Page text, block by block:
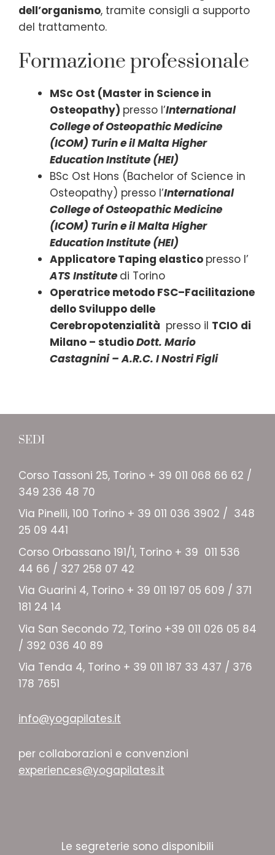
dell’organismo, tramite consigli a supporto
del trattamento.
Formazione professionale
MSc Ost (Master in Science in
Osteopathy) presso l’International
College of Osteopathic Medicine
(ICOM) Turin e il Malta Higher
Education Institute (HEI)
BSc Ost Hons (Bachelor of Science in
Osteopathy) presso l’International
College of Osteopathic Medicine
(ICOM) Turin e il Malta Higher
Education Institute (HEI)
Applicatore Taping elastico presso l’
ATS Institute di Torino
Operatrice metodo FSC–Facilitazione
dello Sviluppo delle
Cerebropotenzialità presso il TCIO di
Milano – studioDott. Mario
Castagnini – A.R.C. I Nostri Figli
SEDI
Corso Tassoni 25, Torino + 39 011 068 66 62 /
349 236 48 70
Via Pinelli, 100 Torino + 39 011 036 3902 / 348
25 09 441
Corso Orbassano 191/1, Torino + 39 011 536
44 66 / 327 258 07 42
Via Guarini 4, Torino + 39 011 197 05 609 / 371
181 24 14
Via San Secondo 72, Torino +39 011 026 05 84
/ 392 036 40 89
Via Tenda 4, Torino + 39 011 187 33 437 / 376
178 7651
info@yogapilates.it
per collaborazioni e convenzioni
experiences@yogapilates.it
Le segreterie sono disponibili